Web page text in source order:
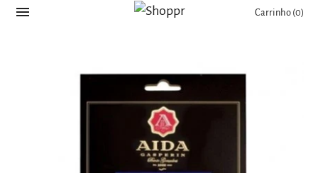
Carrinho (0)